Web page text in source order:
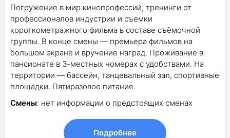
Погружение в мир кинопрофессий, тренинги от
профессионалов индустрии и съемки
короткометражного фильма в составе съёмочной
группы. В конце смены — премьера фильмов на
большом экране и вручение наград. Проживание в
пансионате в 3-местных номерах с удобствами. На
территории — бассейн, танцевальный зал, спортивные
площадки. Пятиразовое питание.
Смены: нет информации о предстоящих сменах
Подробнее